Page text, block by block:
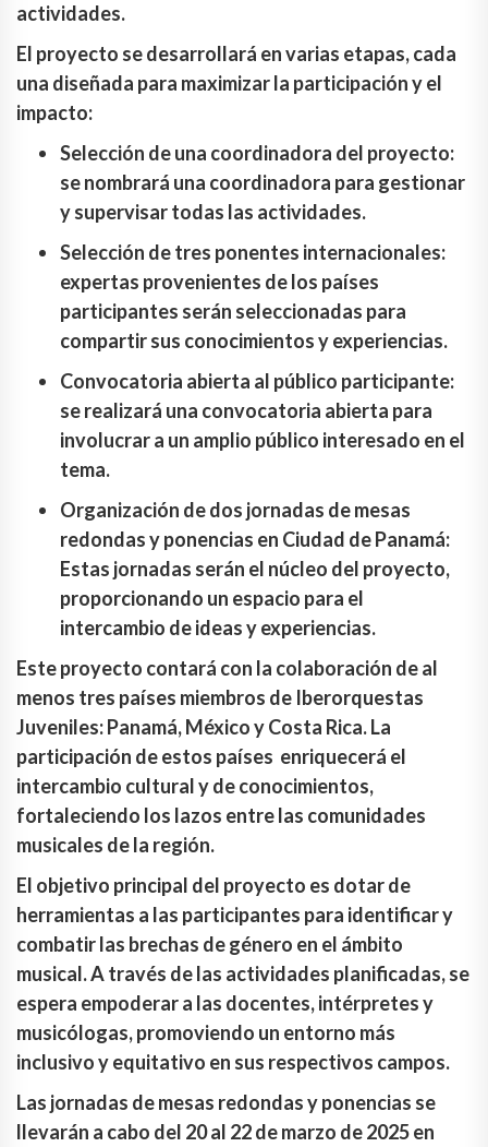
actividades.
El proyecto se desarrollará en varias etapas, cada
una diseñada para maximizar la participación y el
impacto:
Selección de una coordinadora del proyecto:
se nombrará una coordinadora para gestionar
y supervisar todas las actividades.
Selección de tres ponentes internacionales:
expertas provenientes de los países
participantes serán seleccionadas para
compartir sus conocimientos y experiencias.
Convocatoria abierta al público participante:
se realizará una convocatoria abierta para
involucrar a un amplio público interesado en el
tema.
Organización de dos jornadas de mesas
redondas y ponencias en Ciudad de Panamá:
Estas jornadas serán el núcleo del proyecto,
proporcionando un espacio para el
intercambio de ideas y experiencias.
Este proyecto contará con la colaboración de al
menos tres países miembros de Iberorquestas
Juveniles: Panamá, México y Costa Rica. La
participación de estos países enriquecerá el
intercambio cultural y de conocimientos,
fortaleciendo los lazos entre las comunidades
musicales de la región.
El objetivo principal del proyecto es dotar de
herramientas a las participantes para identificar y
combatir las brechas de género en el ámbito
musical. A través de las actividades planificadas, se
espera empoderar a las docentes, intérpretes y
musicólogas, promoviendo un entorno más
inclusivo y equitativo en sus respectivos campos.
Las jornadas de mesas redondas y ponencias se
llevarán a cabo del 20 al 22 de marzo de 2025 en